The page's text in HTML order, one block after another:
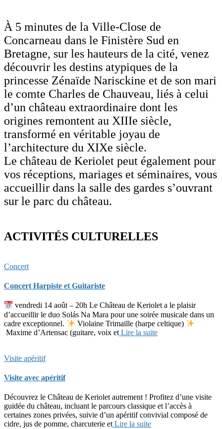
À 5 minutes de la Ville-Close de
Concarneau dans le Finistère Sud en
Bretagne, sur les hauteurs de la cité, venez
découvrir les destins atypiques de la
princesse Zénaïde Narisckine et de son mari
le comte Charles de Chauveau, liés à celui
d’un château extraordinaire dont les
origines remontent au XIIIe siècle,
transformé en véritable joyau de
l’architecture du XIXe siècle.
Le château de Keriolet peut également pour
vos réceptions, mariages et séminaires, vous
accueillir dans la salle des gardes s’ouvrant
sur le parc du château.
ACTIVITÉS CULTURELLES
Concert
Concert Harpiste et Guitariste
vendredi 14 août – 20h Le Château de Keriolet a le plaisir
d’accueillir le duo Solás Na Mara pour une soirée musicale dans un
cadre exceptionnel.
Violaine Trimaille (harpe celtique)
Maxime d’Artensac (guitare, voix et Lire la suite
Visite apéritif
Visite avec apéritif
Découvrez le Château de Keriolet autrement ! Profitez d’une visite
guidée du château, incluant le parcours classique et l’accès à
certaines zones privées, suivie d’un apéritif convivial composé de
cidre, jus de pomme, charcuterie etLire la suite